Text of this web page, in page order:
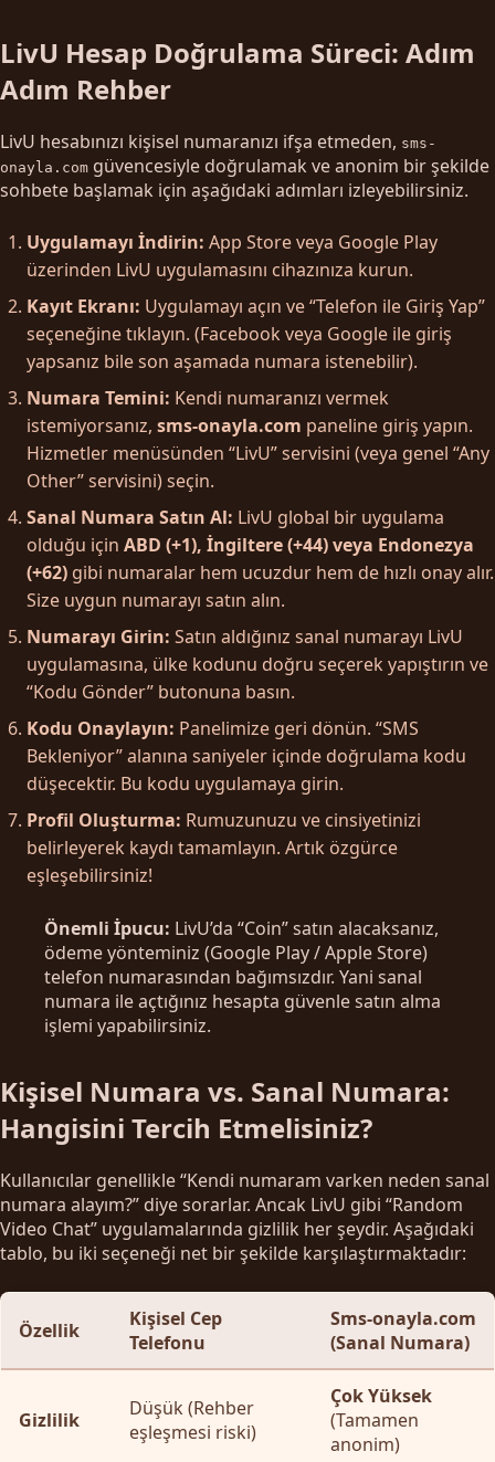
LivU Hesap Doğrulama Süreci: Adım
Adım Rehber
LivU hesabınızı kişisel numaranızı ifşa etmeden, sms-
onayla.com güvencesiyle doğrulamak ve anonim bir şekilde
sohbete başlamak için aşağıdaki adımları izleyebilirsiniz.
Uygulamayı İndirin: App Store veya Google Play
üzerinden LivU uygulamasını cihazınıza kurun.
Kayıt Ekranı: Uygulamayı açın ve “Telefon ile Giriş Yap”
seçeneğine tıklayın. (Facebook veya Google ile giriş
yapsanız bile son aşamada numara istenebilir).
Numara Temini: Kendi numaranızı vermek
istemiyorsanız, sms-onayla.com paneline giriş yapın.
Hizmetler menüsünden “LivU” servisini (veya genel “Any
Other” servisini) seçin.
Sanal Numara Satın Al: LivU global bir uygulama
olduğu için ABD (+1), İngiltere (+44) veya Endonezya
(+62) gibi numaralar hem ucuzdur hem de hızlı onay alır.
Size uygun numarayı satın alın.
Numarayı Girin: Satın aldığınız sanal numarayı LivU
uygulamasına, ülke kodunu doğru seçerek yapıştırın ve
“Kodu Gönder” butonuna basın.
Kodu Onaylayın: Panelimize geri dönün. “SMS
Bekleniyor” alanına saniyeler içinde doğrulama kodu
düşecektir. Bu kodu uygulamaya girin.
Profil Oluşturma: Rumuzunuzu ve cinsiyetinizi
belirleyerek kaydı tamamlayın. Artık özgürce
eşleşebilirsiniz!
Önemli İpucu: LivU’da “Coin” satın alacaksanız,
ödeme yönteminiz (Google Play / Apple Store)
telefon numarasından bağımsızdır. Yani sanal
numara ile açtığınız hesapta güvenle satın alma
işlemi yapabilirsiniz.
Kişisel Numara vs. Sanal Numara:
Hangisini Tercih Etmelisiniz?
Kullanıcılar genellikle “Kendi numaram varken neden sanal
numara alayım?” diye sorarlar. Ancak LivU gibi “Random
Video Chat” uygulamalarında gizlilik her şeydir. Aşağıdaki
tablo, bu iki seçeneği net bir şekilde karşılaştırmaktadır:
Özellik
Kişisel Cep
Telefonu
Sms-onayla.com
(Sanal Numara)
Gizlilik
Düşük (Rehber
eşleşmesi riski)
Çok Yüksek
(Tamamen
anonim)